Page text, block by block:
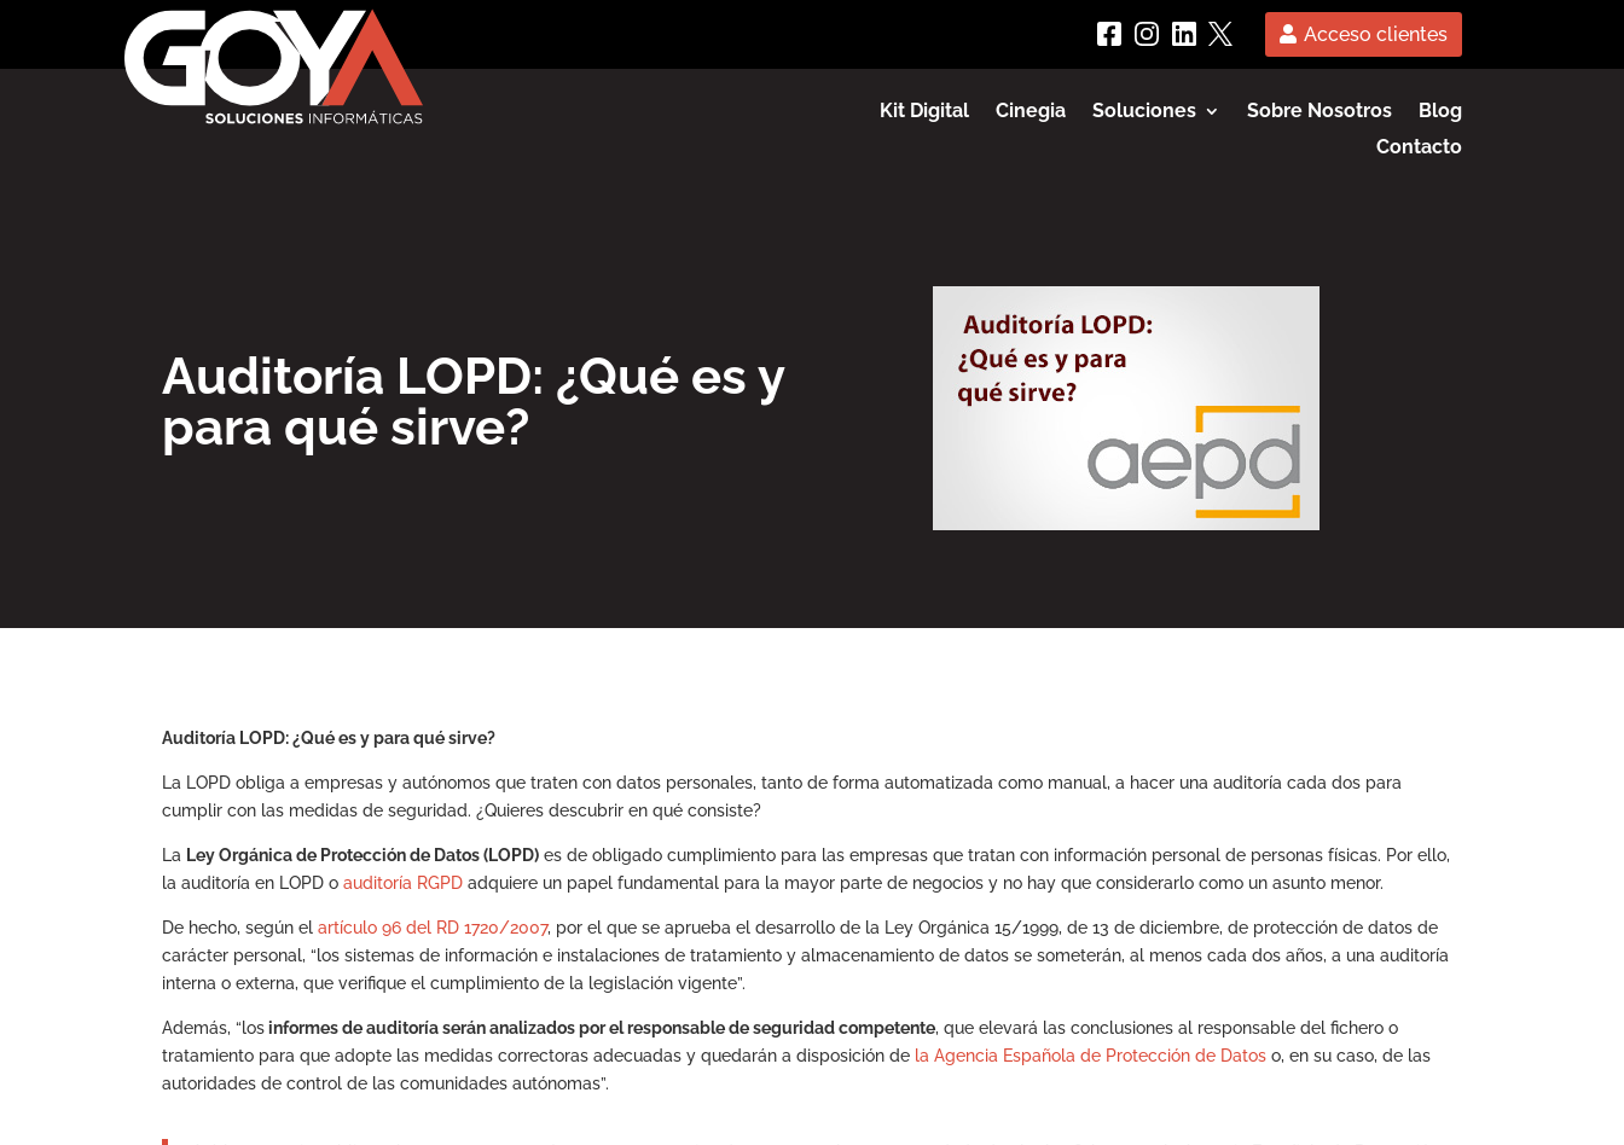
Acceso clientes
Kit Digital Cinegia Soluciones Sobre Nosotros
Blog
Contacto
Auditoría LOPD: ¿Qué es y
para qué sirve?
Auditoría LOPD: ¿Qué es y para qué sirve?
La LOPD obliga a empresas y autónomos que traten con datos personales, tanto de forma automatizada como manual, a hacer una auditoría cada dos para
cumplir con las medidas de seguridad. ¿Quieres descubrir en qué consiste?
La Ley Orgánica de Protección de Datos (LOPD) es de obligado cumplimiento para las empresas que tratan con información personal de personas físicas. Por ello,
la auditoría en LOPD oauditoría RGPD adquiere un papel fundamental para la mayor parte de negocios y no hay que considerarlo como un asunto menor.
De hecho, según elartículo 96 del RD 1720/2007, por el que se aprueba el desarrollo de la Ley Orgánica 15/1999, de 13 de diciembre, de protección de datos de
carácter personal, “los sistemas de información e instalaciones de tratamiento y almacenamiento de datos se someterán, al menos cada dos años, a una auditoría
interna o externa, que verifique el cumplimiento de la legislación vigente”.
Además, “losinformes de auditoría serán analizados por el responsable de seguridad competente, que elevará las conclusiones al responsable del fichero o
tratamiento para que adopte las medidas correctoras adecuadas y quedarán a disposición de la Agencia Española de Protección de Datos o, en su caso, de las
autoridades de control de las comunidades autónomas”.